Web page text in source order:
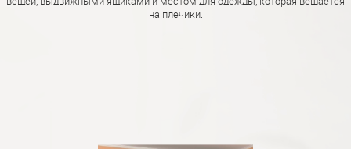
на плечики.
КАТАЛОГИ ДВЕРЕЙ